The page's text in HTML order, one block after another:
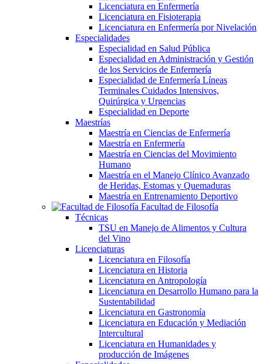
Licenciatura en Enfermería
Licenciatura en Fisioterapia
Licenciatura en Enfermería por Nivelación
Especialidades
Especialidad en Salud Pública
Especialidad en Administración y Gestión
de los Servicios de Enfermería
Especialidad de Enfermería Líneas
Terminales Cuidados Intensivos,
Quirúrgica y Urgencias
Especialidad en Deporte
Maestrías
Maestría en Ciencias de Enfermería
Maestría en Enfermería
Maestría en Ciencias del Movimiento
Humano
Maestría en el Manejo Clínico Avanzado
de Heridas, Estomas y Quemaduras
Maestría en Entrenamiento Deportivo
Facultad de Filosofía
Técnicas
TSU en Manejo de Alimentos y Cultura
del Vino
Licenciaturas
Licenciatura en Filosofía
Licenciatura en Historia
Licenciatura en Antropología
Licenciatura en Desarrollo Humano para la
Sustentabilidad
Licenciatura en Gastronomía
Licenciatura en Educación y Mediación
Intercultural
Licenciatura en Humanidades y
producción de Imágenes